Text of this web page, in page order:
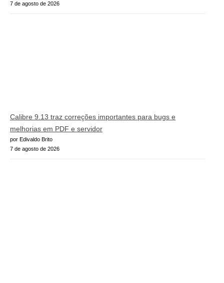
7 de agosto de 2026
Calibre 9.13 traz correções importantes para bugs e
melhorias em PDF e servidor
por Edivaldo Brito
7 de agosto de 2026